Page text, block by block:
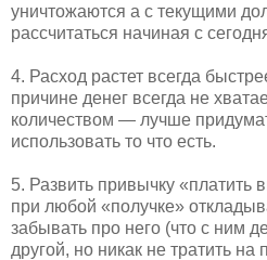
уничтожаются а с текущими
рассчитаться начиная с
4. Расход растет всегда
причине денег всегда не
количеством — лучше
использовать то что есть.
5. Развить привычку «платить
при любой «получке»
забывать про него (что с ним
другой, но никак не тратить